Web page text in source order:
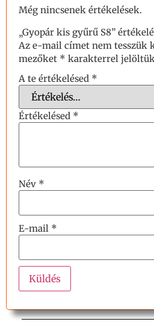
Még nincsenek értékelések.
„Gyopár kis gyűrű S8”
Az e-mail címet nem tesszük
mezőket * karakterrel jelöltük
A te értékelésed *
Értékelésed *
Név *
E-mail *